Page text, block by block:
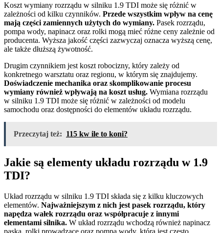
Koszt wymiany rozrządu w silniku 1.9 TDI może się różnić w
zależności od kilku czynników. Przede wszystkim wpływ na cenę
mają części zamiennych użytych do wymiany. Pasek rozrządu,
pompa wody, napinacz oraz rolki mogą mieć różne ceny zależnie od
producenta. Wyższa jakość części zazwyczaj oznacza wyższą cenę,
ale także dłuższą żywotność.
Drugim czynnikiem jest koszt robocizny, który zależy od
konkretnego warsztatu oraz regionu, w którym się znajdujemy.
Doświadczenie mechanika oraz skomplikowanie procesu
wymiany również wpływają na koszt usług. Wymiana rozrządu
w silniku 1.9 TDI może się różnić w zależności od modelu
samochodu oraz dostępności do elementów układu rozrządu.
Przeczytaj też: 115 kw ile to koni?
Jakie są elementy układu rozrządu w 1.9
TDI?
Układ rozrządu w silniku 1.9 TDI składa się z kilku kluczowych
elementów. Najważniejszym z nich jest pasek rozrządu, który
napędza wałek rozrządu oraz współpracuje z innymi
elementami silnika. W układ rozrządu wchodzą również napinacz
paska, rolki prowadzące oraz pompa wody, która jest często